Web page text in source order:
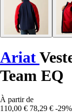
Ariat
Team EQ
À partir de
110,00 € 78,29 € -29%